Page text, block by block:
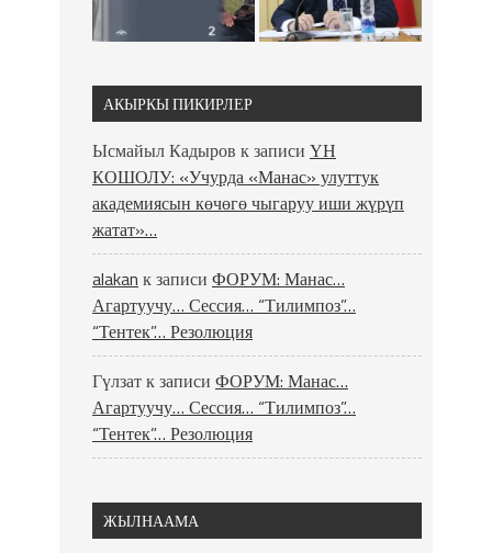
АКЫРКЫ ПИКИРЛЕР
Ысмайыл Кадыров к записи ҮН
КОШОЛУ: «Учурда «Манас» улуттук
академиясын көчөгө чыгаруу иши жүрүп
жатат»…
alakan к записи ФОРУМ: Манас…
Агартуучу… Сессия… “Тилимпоз”…
“Тентек”… Резолюция
Гүлзатк записи ФОРУМ: Манас…
Агартуучу… Сессия… “Тилимпоз”…
“Тентек”… Резолюция
ЖЫЛНААМА